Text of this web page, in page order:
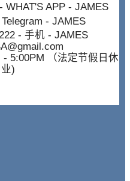
WHAT'S APP - JAMES
- JAMES
- 手机 - JAMES
5:00PM （法定节假日休
业)